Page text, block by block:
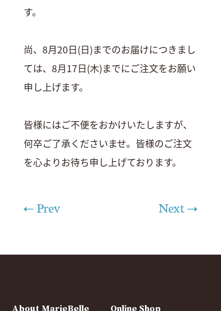
す。
尚、8月20日(日)までのお届けにつきまし
ては、8月17日(木)までにご注文をお願い
申し上げます。
皆様にはご不便をおかけいたしますが、
何卒ご了承くださいませ。皆様のご注文
を心よりお待ち申し上げております。
Prev Next
About MarieBelle Online Shop